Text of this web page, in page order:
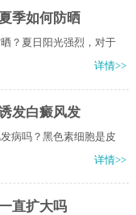
季如何防晒
？夏日阳光强烈，对于
详情>>
发白癜风发
病吗？黑色素细胞是皮
详情>>
直扩大吗